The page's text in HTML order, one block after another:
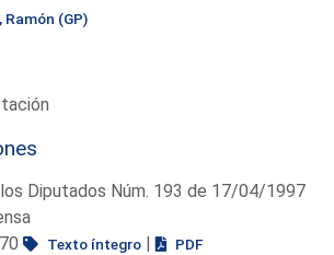
(GP)
Diputados Núm. 193 de 17/04/1997
Texto íntegro | PDF